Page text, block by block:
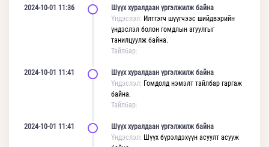
2024-10-01 11:36
Шүүх хуралдаан үргэлжилж байна
Үндэслэл: Илтгэгч шүүгчээс шийдвэрийн
үндэслэл болон гомдлын агуулгыг
танилцуулж байна.
Тайлбар:
2024-10-01 11:41
Шүүх хуралдаан үргэлжилж байна
Үндэслэл: Гомдолд нэмэлт тайлбар гаргаж
байна.
Тайлбар:
2024-10-01 11:41
Шүүх хуралдаан үргэлжилж байна
Үндэслэл: Шүүх бүрэлдэхүүн асуулт асууж